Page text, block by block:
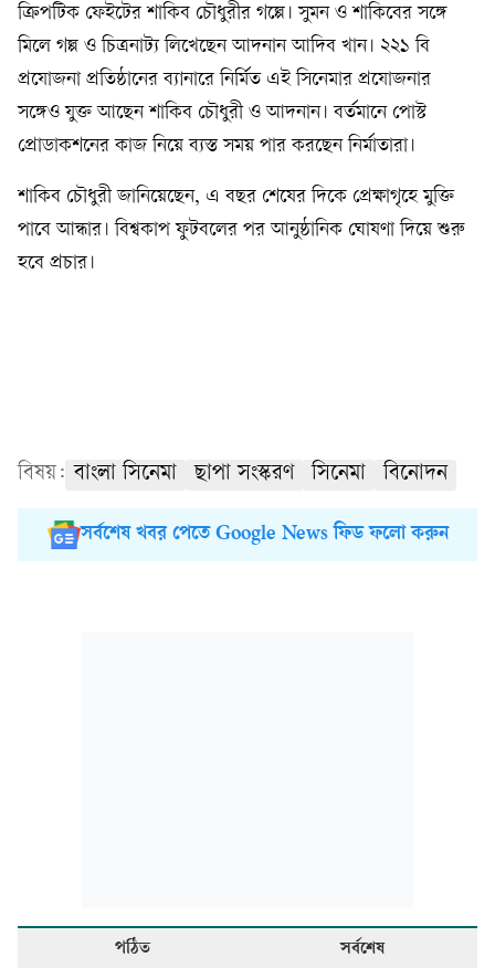
ক্রিপটিক ফেইটের শাকিব চৌধুরীর গল্পে। সুমন ও শাকিবের সঙ্গে
মিলে গল্প ও চিত্রনাট্য লিখেছেন আদনান আদিব খান। ২২১ বি
প্রযোজনা প্রতিষ্ঠানের ব্যানারে নির্মিত এই সিনেমার প্রযোজনার
সঙ্গেও যুক্ত আছেন শাকিব চৌধুরী ও আদনান। বর্তমানে পোস্ট
প্রোডাকশনের কাজ নিয়ে ব্যস্ত সময় পার করছেন নির্মাতারা।
শাকিব চৌধুরী জানিয়েছেন, এ বছর শেষের দিকে প্রেক্ষাগৃহে মুক্তি
পাবে আন্ধার। বিশ্বকাপ ফুটবলের পর আনুষ্ঠানিক ঘোষণা দিয়ে শুরু
হবে প্রচার।
বিষয়: বাংলা সিনেমা ছাপা সংস্করণ সিনেমা বিনোদন
সর্বশেষ খবর পেতে Google News ফিড ফলো করুন
পঠিত সর্বশেষ